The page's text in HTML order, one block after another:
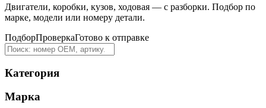
Двигатели, коробки, кузов, ходовая — с разборки. Подбор по
марке, модели или номеру детали.
ПодборПроверкаГотово к отправке
Категория
Марка